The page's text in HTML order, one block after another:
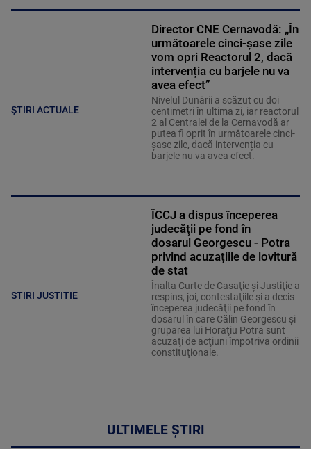
ȘTIRI ACTUALE
Director CNE Cernavodă: „În
următoarele cinci-șase zile
vom opri Reactorul 2, dacă
intervenția cu barjele nu va
avea efect”
Nivelul Dunării a scăzut cu doi
centimetri în ultima zi, iar reactorul
2 al Centralei de la Cernavodă ar
putea fi oprit în următoarele cinci-
șase zile, dacă intervenția cu
barjele nu va avea efect.
STIRI JUSTITIE
ÎCCJ a dispus începerea
judecăţii pe fond în
dosarul Georgescu - Potra
privind acuzațiile de lovitură
de stat
Înalta Curte de Casaţie şi Justiţie a
respins, joi, contestaţiile şi a decis
începerea judecăţii pe fond în
dosarul în care Călin Georgescu şi
gruparea lui Horaţiu Potra sunt
acuzaţi de acţiuni împotriva ordinii
constituţionale.
ULTIMELE ȘTIRI